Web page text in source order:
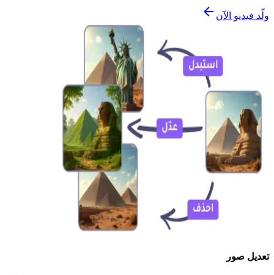
ولّد فيديو الآن
تعديل صور